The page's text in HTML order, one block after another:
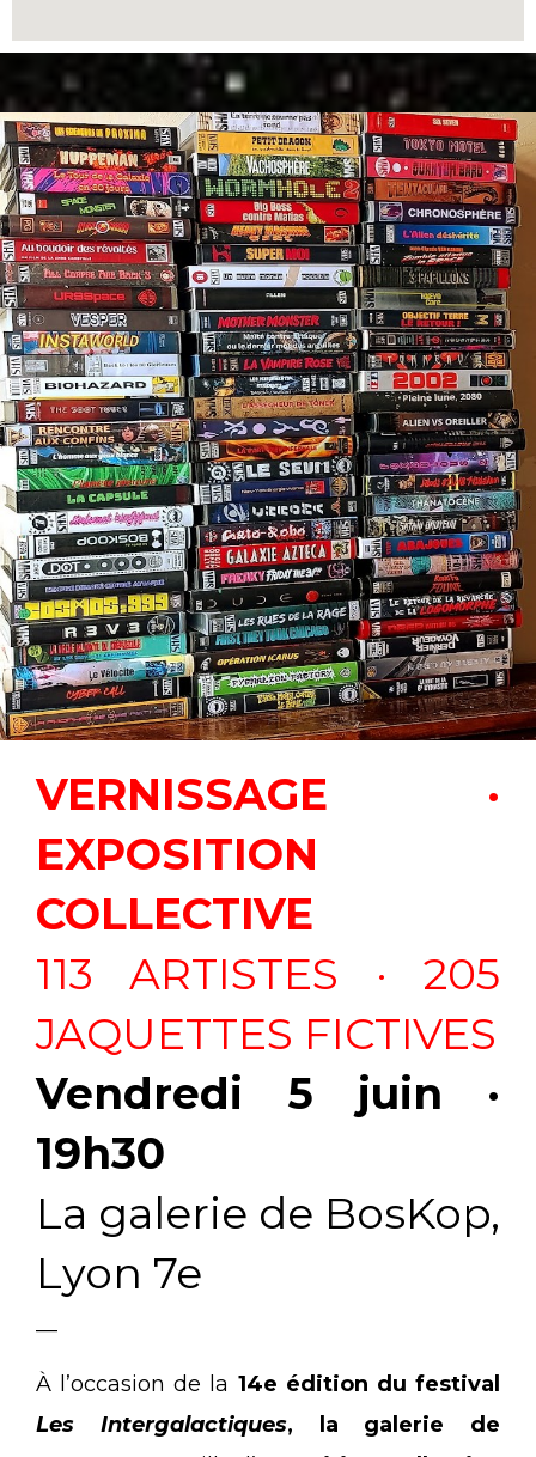
VERNISSAGE ·
EXPOSITION
COLLECTIVE
113 ARTISTES · 205
JAQUETTES FICTIVES
Vendredi 5 juin ·
19h30
La galerie de BosKop,
Lyon 7e
À l’occasion de la 14e édition du festival
Les Intergalactiques, la galerie de